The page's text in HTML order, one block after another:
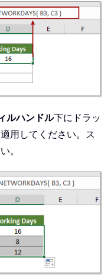
ルハンドル下にドラッ
用してください。ス
。